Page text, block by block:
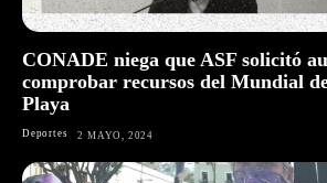
CONADE niega que ASF solicitó
comprobar recursos del Mundial
Playa
Deportes 2 MAYO, 2024